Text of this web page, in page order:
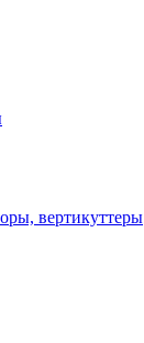
вертикуттеры